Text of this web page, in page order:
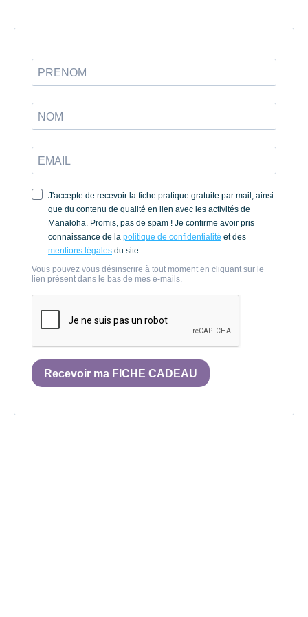
J'accepte de recevoir la fiche pratique gratuite par mail, ainsi
que du contenu de qualité en lien avec les activités de
Manaloha. Promis, pas de spam ! Je confirme avoir pris
connaissance de la politique de confidentialité et des
mentions légales du site.
Vous pouvez vous désinscrire à tout moment en cliquant sur le
lien présent dans le bas de mes e-mails.
Recevoir ma FICHE CADEAU